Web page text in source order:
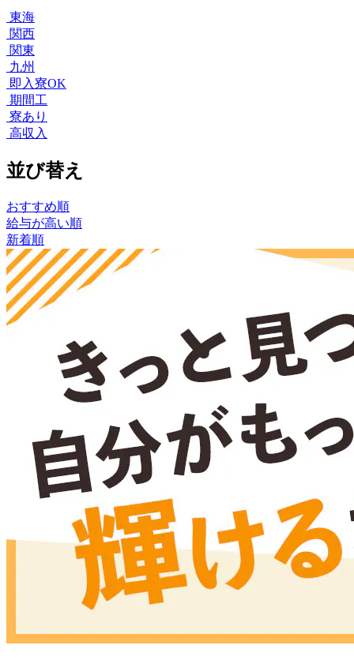
東海
関西
関東
九州
即入寮OK
期間工
寮あり
高収入
並び替え
おすすめ順
給与が高い順
新着順